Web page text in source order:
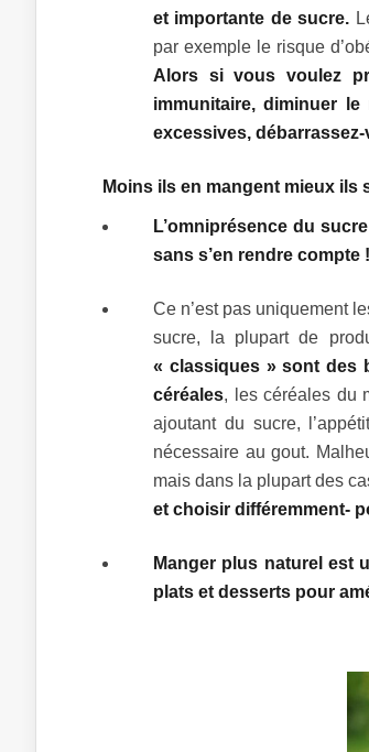
et importante de sucre.
par exemple le risque
Alors si vous voulez
immunitaire, diminuer
excessives,
Moins ils en mangent mieux ils
L’omniprésence du
sans s’en rendre compte !
Ce n’est pas uniquement
sucre, la plupart de
« classiques » sont des
céréales, les céréales du
ajoutant du sucre,
nécessaire au gout.
mais dans la plupart des
et choisir différemment-
Manger plus naturel est
plats et desserts pour